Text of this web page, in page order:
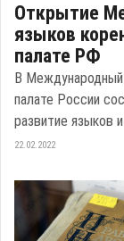
Открытие
языков
палате РФ
В Международный
палате России
развитие языков
22.02.2022